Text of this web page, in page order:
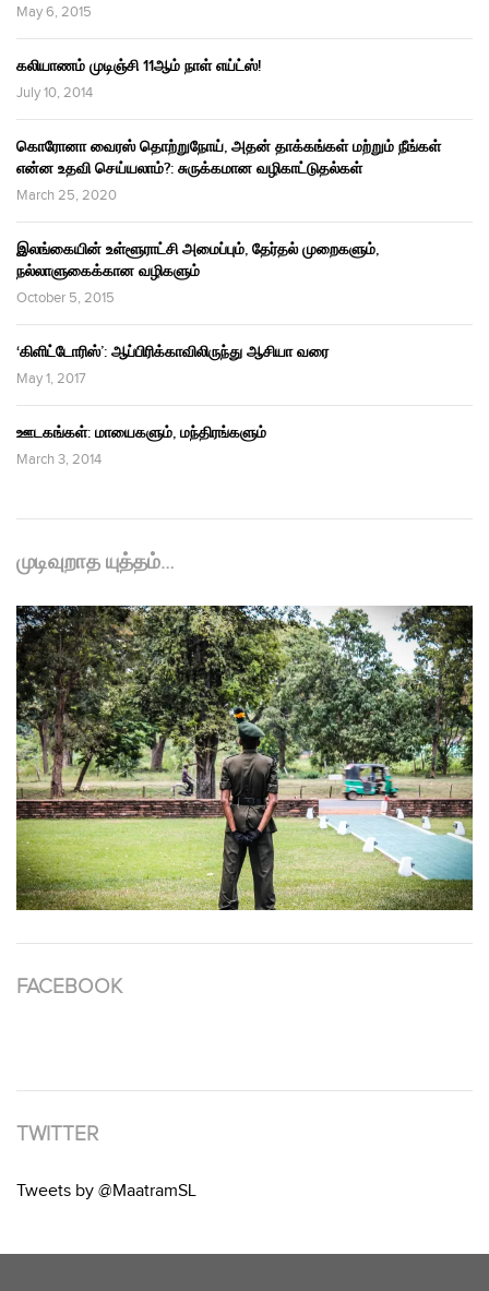
May 6, 2015
கலியாணம் முடிஞ்சி 11ஆம் நாள் எய்ட்ஸ்!
July 10, 2014
கொரோனா வைரஸ் தொற்றுநோய், அதன் தாக்கங்கள் மற்றும் நீங்கள்
என்ன உதவி செய்யலாம்?: சுருக்கமான வழிகாட்டுதல்கள்
March 25, 2020
இலங்கையின் உள்ளூராட்சி அமைப்பும், தேர்தல் முறைகளும்,
நல்லாளுகைக்கான வழிகளும்
October 5, 2015
‘கிளிட்டோரிஸ்’: ஆப்பிரிக்காவிலிருந்து ஆசியா வரை
May 1, 2017
ஊடகங்கள்: மாயைகளும், மந்திரங்களும்
March 3, 2014
முடிவுறாத யுத்தம்…
FACEBOOK
TWITTER
Tweets by @MaatramSL